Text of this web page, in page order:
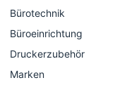
Bürotechnik
Büroeinrichtung
Druckerzubehör
Marken